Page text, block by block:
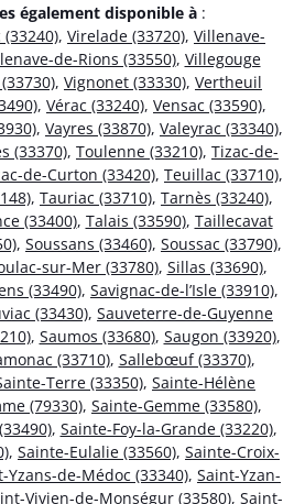
également disponible à :
(33240), Virelade (33720), Villenave-
de-Rions (33550), Villegouge
, Vignonet (33330), Vertheuil
, Vérac (33240), Vensac (33590),
, Vayres (33870), Valeyrac (33340),
(33370), Toulenne (33210), Tizac-de-
de-Curton (33420), Teuillac (33710),
, Tauriac (33710), Tarnès (33240),
(33400), Talais (33590), Taillecavat
, Soussans (33460), Soussac (33790),
sur-Mer (33780), Sillas (33690),
(33490), Savignac-de-l’Isle (33910),
(33430), Sauveterre-de-Guyenne
, Saumos (33680), Saugon (33920),
(33710), Sallebœuf (33370),
Terre (33350), Sainte-Hélène
(79330), Sainte-Gemme (33580),
, Sainte-Foy-la-Grande (33220),
, Sainte-Eulalie (33560), Sainte-Croix-
Yzans-de-Médoc (33340), Saint-Yzan-
Vivien-de-Monségur (33580), Saint-